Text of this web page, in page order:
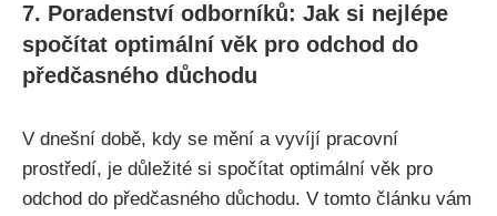
7. Poradenství odborníků: Jak si nejlépe
spočítat optimální věk pro odchod do
předčasného důchodu
V dnešní době, kdy se mění a vyvíjí pracovní
prostředí, je důležité si spočítat optimální věk pro
odchod do předčasného důchodu. V tomto článku vám